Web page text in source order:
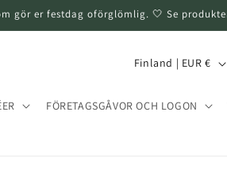
gör er festdag oförglömlig. 🤍 Se
FÖRETAGSGÅVOR OCH LOGON
n
Finland | EUR €